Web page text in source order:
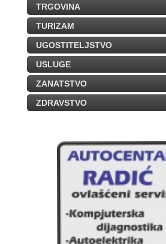
TRGOVINA
TURIZAM
UGOSTITELJSTVO
USLUGE
ZANATSTVO
ZDRAVSTVO